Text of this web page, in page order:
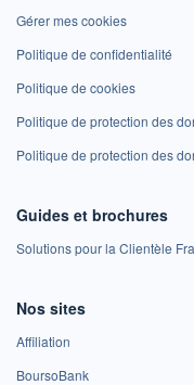
Gérer mes cookies
Politique de confidentialité
Politique de cookies
Politique de protection des
Politique de protection des
Guides et brochures
Solutions pour la Clientèle
Nos sites
Affiliation
BoursoBank